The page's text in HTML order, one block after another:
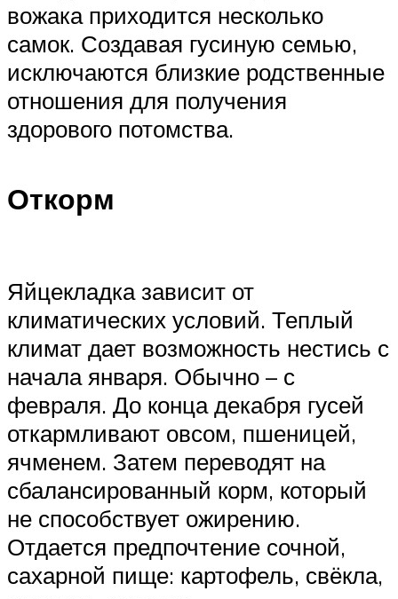
вожака приходится несколько
самок. Создавая гусиную семью,
исключаются близкие родственные
отношения для получения
здорового потомства.
Откорм
Яйцекладка зависит от
климатических условий. Теплый
климат дает возможность нестись с
начала января. Обычно – с
февраля. До конца декабря гусей
откармливают овсом, пшеницей,
ячменем. Затем переводят на
сбалансированный корм, который
не способствует ожирению.
Отдается предпочтение сочной,
сахарной пище: картофель, свёкла,